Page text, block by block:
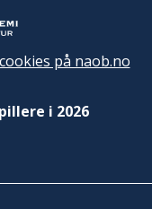
på naob.no
i 2026